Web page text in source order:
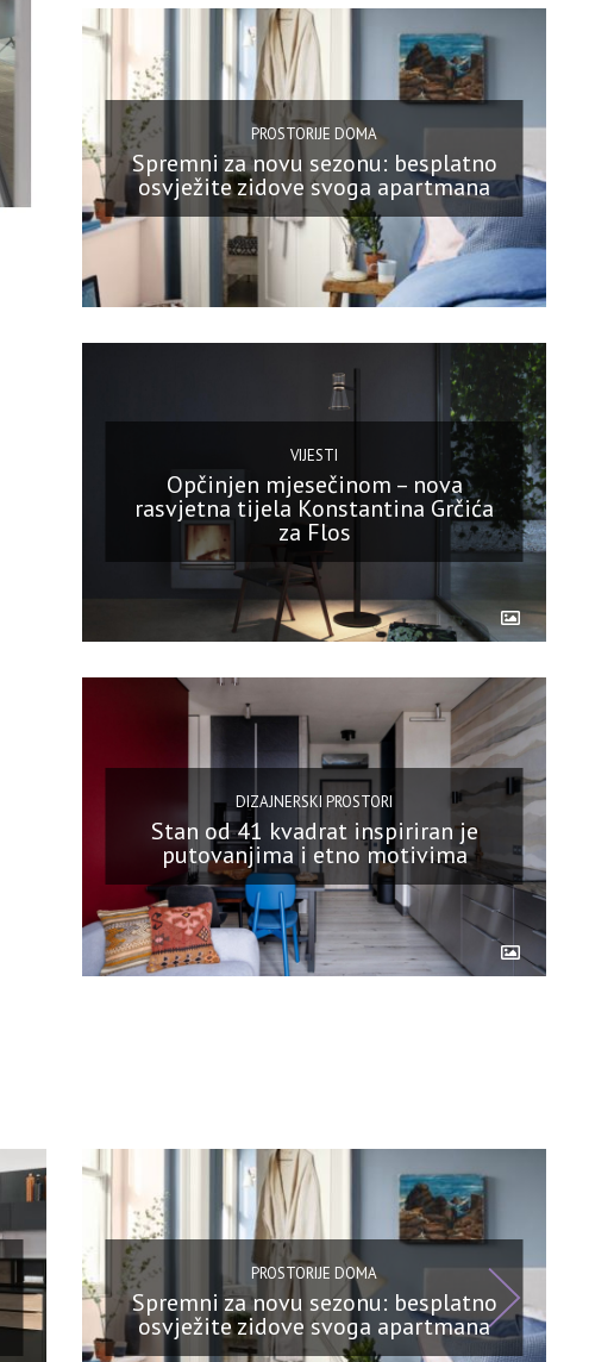
PROSTORIJE DOMA
Spremni za novu sezonu: besplatno
osvježite zidove svoga apartmana
VIJESTI
Opčinjen mjesečinom – nova
rasvjetna tijela Konstantina Grčića
za Flos
DIZAJNERSKI PROSTORI
Stan od 41 kvadrat inspiriran je
putovanjima i etno motivima
PROSTORIJE DOMA
Spremni za novu sezonu: besplatno
osvježite zidove svoga apartmana